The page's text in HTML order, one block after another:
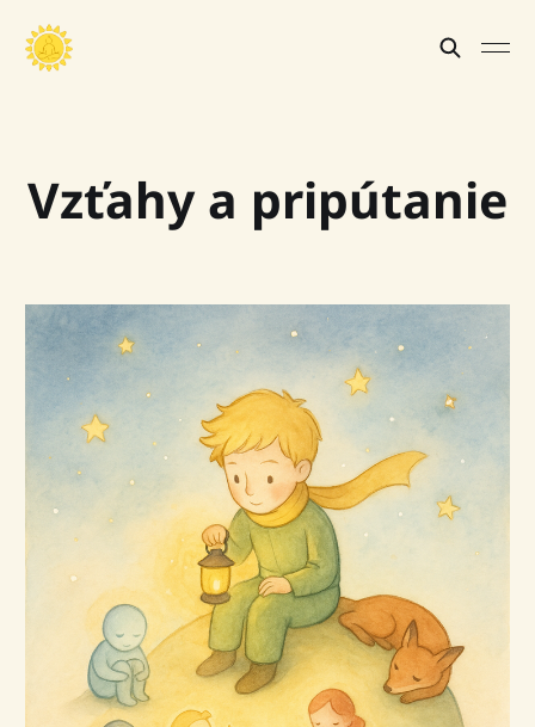
Vzťahy a pripútanie